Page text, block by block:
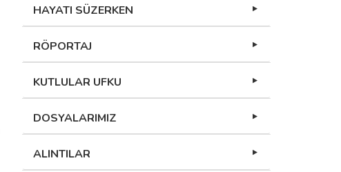
HAYATI SÜZERKEN
RÖPORTAJ
KUTLULAR UFKU
DOSYALARIMIZ
ALINTILAR